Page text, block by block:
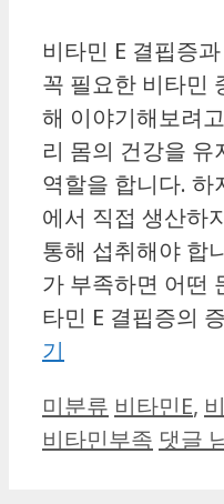
비타민 E 결핍증
꼭 필요한 비타민
해 이야기해보려
리 몸의 건강을
역할을 합니다. 하
에서 직접 생산하
통해 섭취해야 합
가 부족하면 어떤
타민 E 결핍증의
기
카
테
미분류 태
그
비타민E,
비타민부족 댓글